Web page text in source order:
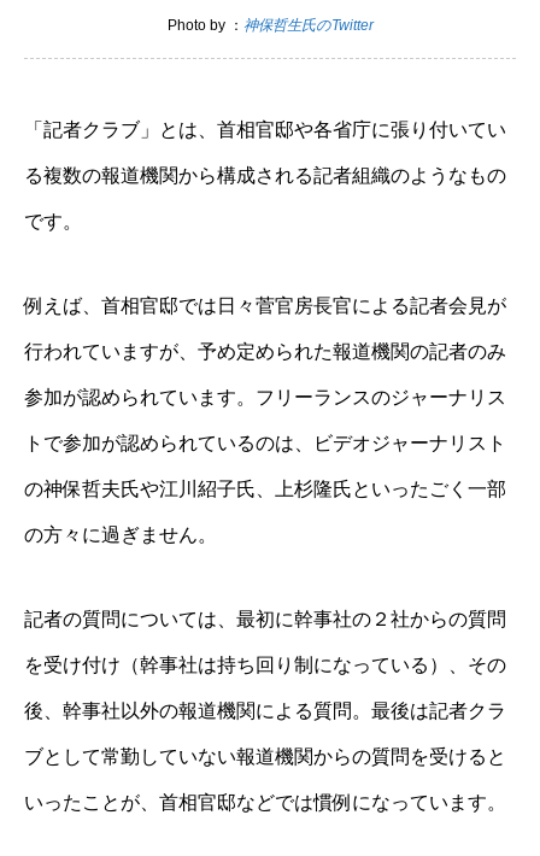
Photo by ： 神保哲生氏のTwitter
「記者クラブ」とは、首相官邸や各省庁に張り付いてい
る複数の報道機関から構成される記者組織のようなもの
です。
例えば、首相官邸では日々菅官房長官による記者会見が
行われていますが、予め定められた報道機関の記者のみ
参加が認められています。フリーランスのジャーナリス
トで参加が認められているのは、ビデオジャーナリスト
の神保哲夫氏や江川紹子氏、上杉隆氏といったごく一部
の方々に過ぎません。
記者の質問については、最初に幹事社の２社からの質問
を受け付け（幹事社は持ち回り制になっている）、その
後、幹事社以外の報道機関による質問。最後は記者クラ
ブとして常勤していない報道機関からの質問を受けると
いったことが、首相官邸などでは慣例になっています。